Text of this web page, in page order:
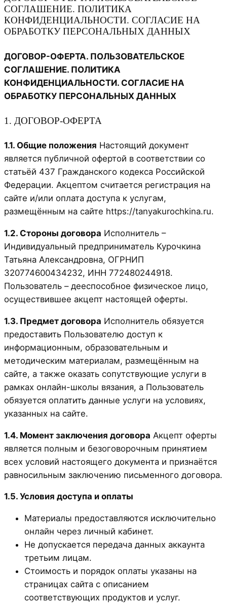
СОГЛАШЕНИЕ. ПОЛИТИКА
КОНФИДЕНЦИАЛЬНОСТИ. СОГЛАСИЕ НА
ОБРАБОТКУ ПЕРСОНАЛЬНЫХ ДАННЫХ
ДОГОВОР-ОФЕРТА. ПОЛЬЗОВАТЕЛЬСКОЕ
СОГЛАШЕНИЕ. ПОЛИТИКА
КОНФИДЕНЦИАЛЬНОСТИ. СОГЛАСИЕ НА
ОБРАБОТКУ ПЕРСОНАЛЬНЫХ ДАННЫХ
1. ДОГОВОР-ОФЕРТА
1.1. Общие положения Настоящий документ
является публичной офертой в соответствии со
статьёй 437 Гражданского кодекса Российской
Федерации. Акцептом считается регистрация на
сайте и/или оплата доступа к услугам,
размещённым на сайте https://tanyakurochkina.ru.
1.2. Стороны договора Исполнитель –
Индивидуальный предприниматель Курочкина
Татьяна Александровна, ОГРНИП
320774600434232, ИНН 772480244918.
Пользователь – дееспособное физическое лицо,
осуществившее акцепт настоящей оферты.
1.3. Предмет договора Исполнитель обязуется
предоставить Пользователю доступ к
информационным, образовательным и
методическим материалам, размещённым на
сайте, а также оказать сопутствующие услуги в
рамках онлайн-школы вязания, а Пользователь
обязуется оплатить данные услуги на условиях,
указанных на сайте.
1.4. Момент заключения договора Акцепт оферты
является полным и безоговорочным принятием
всех условий настоящего документа и признаётся
равносильным заключению письменного договора.
1.5. Условия доступа и оплаты
Материалы предоставляются исключительно
онлайн через личный кабинет.
Не допускается передача данных аккаунта
третьим лицам.
Стоимость и порядок оплаты указаны на
страницах сайта с описанием
соответствующих продуктов и услуг.